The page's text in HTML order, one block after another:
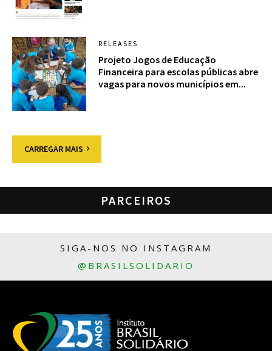
RELEASES
Projeto Jogos de Educação
Financeira para escolas públicas abre
vagas para novos municípios em...
CARREGAR MAIS
PARCEIROS
SIGA-NOS NO INSTAGRAM
@BRASILSOLIDARIO